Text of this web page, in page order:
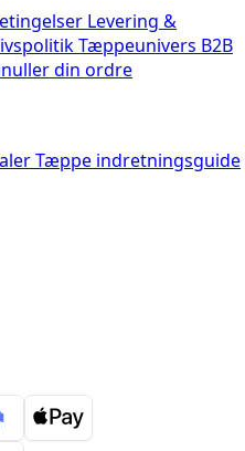
Levering &
Tæppeunivers B2B
din ordre
Tæppe indretningsguide